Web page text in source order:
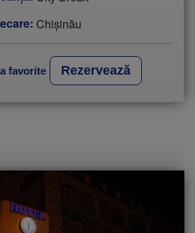
Chişinău
favorite Rezervează